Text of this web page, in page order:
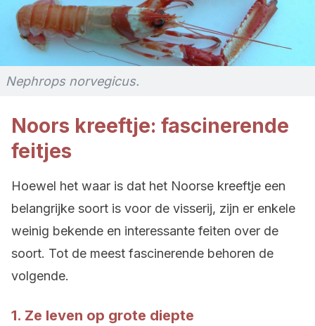
Nephrops norvegicus.
Noors kreeftje: fascinerende
feitjes
Hoewel het waar is dat het Noorse kreeftje een
belangrijke soort is voor de visserij, zijn er enkele
weinig bekende en interessante feiten over de
soort. Tot de meest fascinerende behoren de
volgende.
1. Ze leven op grote diepte